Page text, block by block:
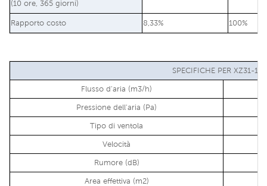
(10 ore, 365 giorni)
Rapporto costo 8,33% 100%
SPECIFICHE PER XZ31-
Flusso d'aria (m3/h)
Pressione dell'aria (Pa)
Tipo di ventola
Velocità
Rumore (dB)
Area effettiva (m2)